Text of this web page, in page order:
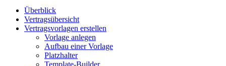
Überblick
Vertragsübersicht
Vertragsvorlagen erstellen
Vorlage anlegen
Aufbau einer Vorlage
Platzhalter
Template-Builder